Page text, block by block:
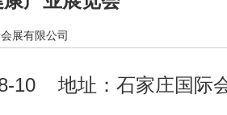
会展有限公司
10 地址：石家庄国际